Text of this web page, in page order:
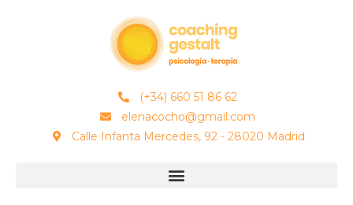
(+34) 660 51 86 62
elenacocho@gmail.com
Calle Infanta Mercedes, 92 - 28020 Madrid